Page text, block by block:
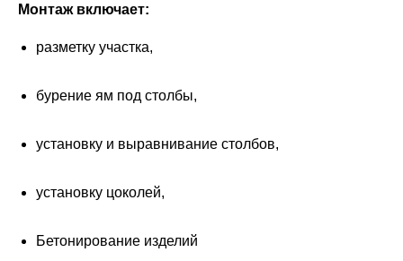
Монтаж включает:
разметку участка,
бурение ям под столбы,
установку и выравнивание столбов,
установку цоколей,
Бетонирование изделий